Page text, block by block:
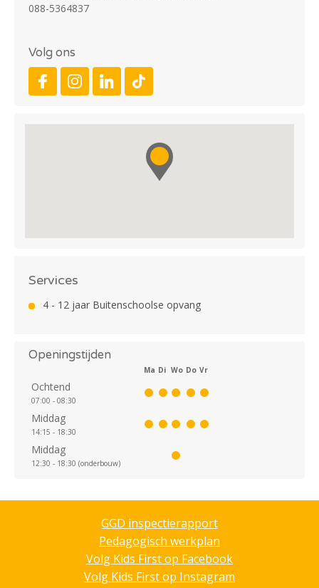
088-5364837
Volg ons
Services
4 - 12 jaar Buitenschoolse opvang
Openingstijden
Ma Di Wo Do Vr
Ochtend
07:00 - 08:30
Middag
14:15 - 18:30
Middag
12:30 - 18:30 (onderbouw)
GGD inspectierapport
Pedagogisch werkplan
Volg Kids First op Facebook
Volg Kids First op Instagram